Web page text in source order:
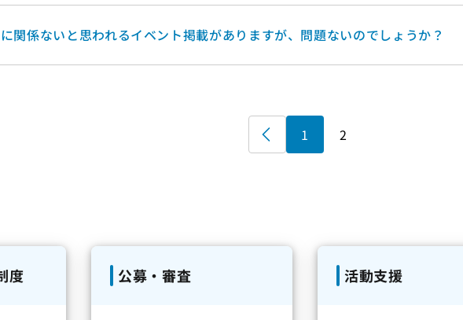
関係ないと思われるイベント掲載がありますが、問題ないのでしょうか？
« 1 2
度 公募・審査 活動支援